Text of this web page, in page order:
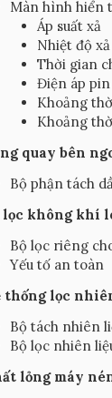
Màn hình hiển
Áp suất xả
Nhiệt độ xả
Thời gian
Điện áp pin
Khoảng
Khoảng
quay bên
Bộ phận tách
lọc không khí
Bộ lọc riêng
Yếu tố an toàn
thống lọc
Bộ tách nhiên
Bộ lọc nhiên
lỏng máy